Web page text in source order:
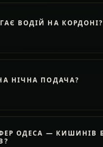
ВОДІЙ НА КОРДОНІ?
НІЧНА ПОДАЧА?
ОДЕСА — КИШИНІВ